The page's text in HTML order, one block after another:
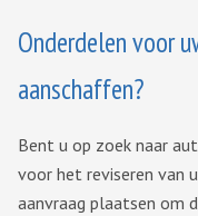
Onderdelen voor
aanschaffen?
Bent u op zoek naar
voor het reviseren van
aanvraag plaatsen om